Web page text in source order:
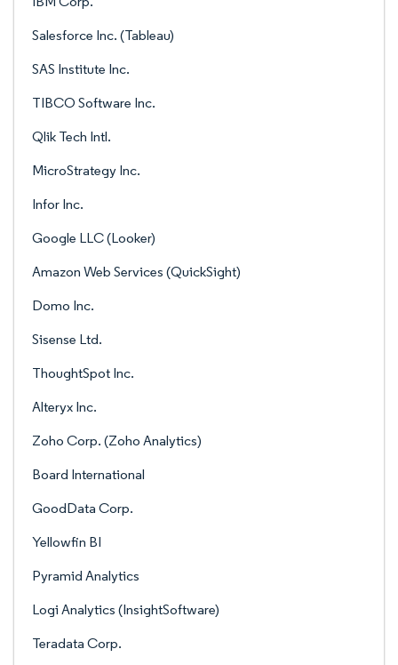
Salesforce Inc. (Tableau)
SAS Institute Inc.
TIBCO Software Inc.
Qlik Tech Intl.
MicroStrategy Inc.
Infor Inc.
Google LLC (Looker)
Amazon Web Services (QuickSight)
Domo Inc.
Sisense Ltd.
ThoughtSpot Inc.
Alteryx Inc.
Zoho Corp. (Zoho Analytics)
Board International
GoodData Corp.
Yellowfin BI
Pyramid Analytics
Logi Analytics (InsightSoftware)
Teradata Corp.